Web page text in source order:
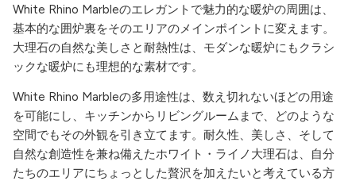
White Rhino Marbleのエレガントで魅力的な暖炉の周囲は、
基本的な囲炉裏をそのエリアのメインポイントに変えます。
大理石の自然な美しさと耐熱性は、モダンな暖炉にもクラシ
ックな暖炉にも理想的な素材です。
White Rhino Marbleの多用途性は、数え切れないほどの用途
を可能にし、キッチンからリビングルームまで、どのような
空間でもその外観を引き立てます。耐久性、美しさ、そして
自然な創造性を兼ね備えたホワイト・ライノ大理石は、自分
たちのエリアにちょっとした贅沢を加えたいと考えている方